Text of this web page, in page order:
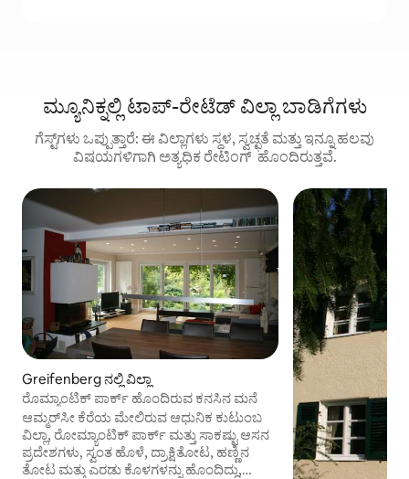
ಮ್ಯೂನಿಕ್ನಲ್ಲಿ ಟಾಪ್-ರೇಟೆಡ್ ವಿಲ್ಲಾ ಬಾಡಿಗೆಗಳು
ಗೆಸ್ಟ್‌ಗಳು ಒಪ್ಪುತ್ತಾರೆ: ಈ ವಿಲ್ಲಾಗಳು ಸ್ಥಳ, ಸ್ವಚ್ಛತೆ ಮತ್ತು ಇನ್ನೂ ಹಲವು
ವಿಷಯಗಳಿಗಾಗಿ ಅತ್ಯಧಿಕ ರೇಟಿಂಗ್ ‌ ಹೊಂದಿರುತ್ತವೆ.
Greifenberg ನಲ್ಲಿ ವಿಲ್ಲಾ
ರೊಮ್ಯಾಂಟಿಕ್ ಪಾರ್ಕ್ ಹೊಂದಿರುವ ಕನಸಿನ ಮನೆ
ಆಮ್ಮರ್‌ಸೀ ಕೆರೆಯ ಮೇಲಿರುವ ಆಧುನಿಕ ಕುಟುಂಬ
ವಿಲ್ಲಾ, ರೋಮ್ಯಾಂಟಿಕ್ ಪಾರ್ಕ್ ಮತ್ತು ಸಾಕಷ್ಟು ಆಸನ
ಪ್ರದೇಶಗಳು, ಸ್ವಂತ ಹೊಳೆ, ದ್ರಾಕ್ಷಿತೋಟ, ಹಣ್ಣಿನ
ತೋಟ ಮತ್ತು ಎರಡು ಕೊಳಗಳನ್ನು ಹೊಂದಿದ್ದು,